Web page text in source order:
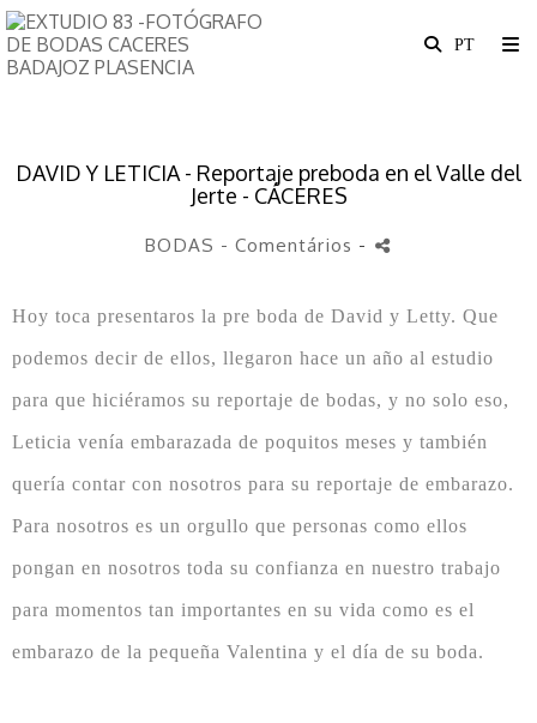
DAVID Y LETICIA - Reportaje preboda en el Valle del
Jerte - CÁCERES
BODAS - Comentários -
Hoy toca presentaros la pre boda de David y Letty. Que
podemos decir de ellos, llegaron hace un año al estudio
para que hiciéramos su reportaje de bodas, y no solo eso,
Leticia venía embarazada de poquitos meses y también
quería contar con nosotros para su reportaje de embarazo.
Para nosotros es un orgullo que personas como ellos
pongan en nosotros toda su confianza en nuestro trabajo
para momentos tan importantes en su vida como es el
embarazo de la pequeña Valentina y el día de su boda.